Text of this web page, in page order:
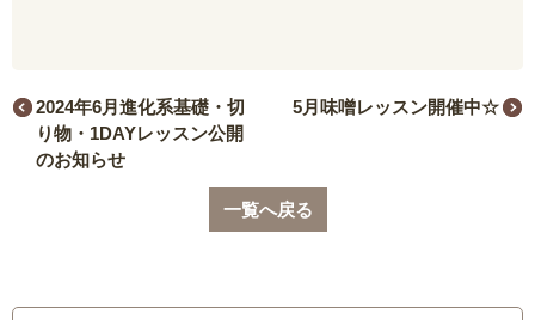
2024年6月進化系基礎・切
り物・1DAYレッスン公開
のお知らせ
5月味噌レッスン開催中☆
一覧へ戻る